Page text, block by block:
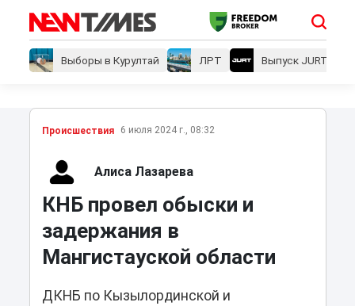
Выборы в Курултай ЛРТ Выпуск JURT
Проиcшествия 6 июля 2024 г., 08:32
Алиса Лазарева
КНБ провел обыски и
задержания в
Мангистауской области
ДКНБ по Кызылординской и